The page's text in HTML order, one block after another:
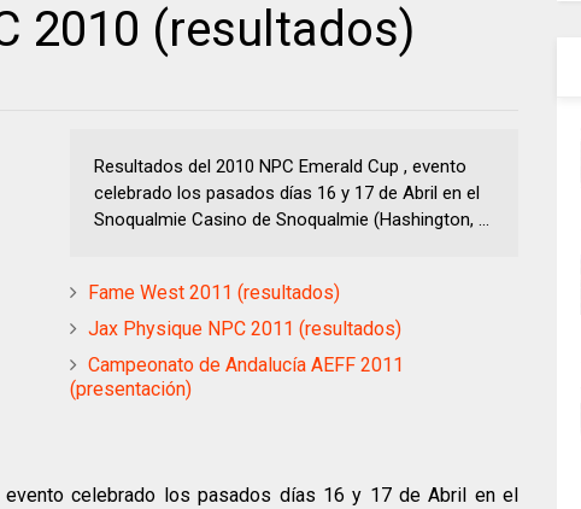
2010 (resultados)
Resultados del 2010 NPC Emerald Cup , evento
celebrado los pasados días 16 y 17 de Abril en el
Snoqualmie Casino de Snoqualmie (Hashington, ...
Fame West 2011 (resultados)
Jax Physique NPC 2011 (resultados)
Campeonato de Andalucía AEFF 2011
(presentación)
evento celebrado los pasados días 16 y 17 de Abril en el